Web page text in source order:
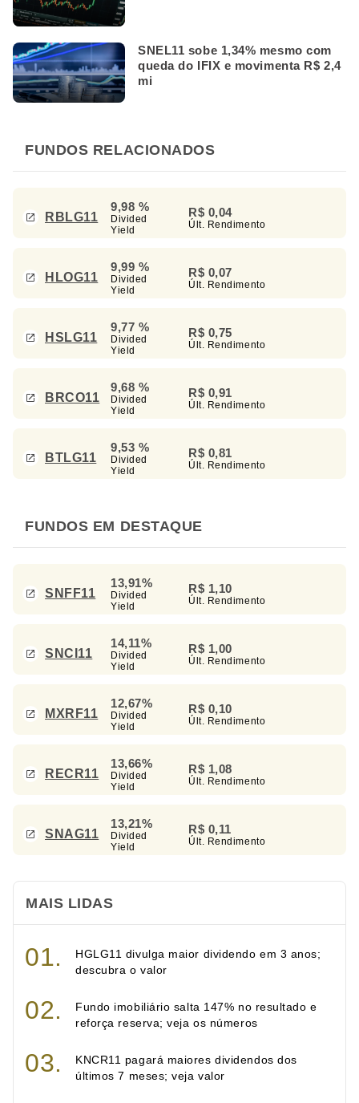
SNEL11 sobe 1,34% mesmo com
queda do IFIX e movimenta R$ 2,4
mi
FUNDOS RELACIONADOS
RBLG11
9,98 %
Divided
Yield
R$ 0,04
Últ. Rendimento
HLOG11
9,99 %
Divided
Yield
R$ 0,07
Últ. Rendimento
HSLG11
9,77 %
Divided
Yield
R$ 0,75
Últ. Rendimento
BRCO11
9,68 %
Divided
Yield
R$ 0,91
Últ. Rendimento
BTLG11
9,53 %
Divided
Yield
R$ 0,81
Últ. Rendimento
FUNDOS EM DESTAQUE
SNFF11
13,91%
Divided
Yield
R$ 1,10
Últ. Rendimento
SNCI11
14,11%
Divided
Yield
R$ 1,00
Últ. Rendimento
MXRF11
12,67%
Divided
Yield
R$ 0,10
Últ. Rendimento
RECR11
13,66%
Divided
Yield
R$ 1,08
Últ. Rendimento
SNAG11
13,21%
Divided
Yield
R$ 0,11
Últ. Rendimento
MAIS LIDAS
HGLG11 divulga maior dividendo em 3 anos;
descubra o valor
Fundo imobiliário salta 147% no resultado e
reforça reserva; veja os números
KNCR11 pagará maiores dividendos dos
últimos 7 meses; veja valor